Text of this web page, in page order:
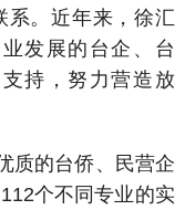
系。近年来，徐汇
发展的台企、台
持，努力营造放
的台侨、民营企
个不同专业的实